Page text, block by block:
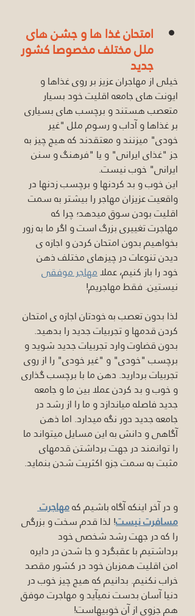
امتحان غذا ها و جشن های
ملل مختلف مخصوصا کشور
جدید
خیلی از مهاجران عزیز بر روی غذاها و
ایونت های جامعه اقلیت خود بسیار
متعصب هستند و برچسب های بسیاری
بر غذاها و آداب و رسوم ملل "غیر
خودی" میزنند و معتقدند که هیچ چیز به
جز "غذای ایرانی" و یا "فرهنگ و سنن
ایرانی" خوب نیست.
این خوب و بد کردنها و برچسب زدنها در
واقعیت عزیزان مهاجر را بیشتر به سمت
اقلیت بودن سوق میدهد؛ چرا که
مهاجرت تغییری بزرگ است و اگر ما به زور
بخواهیم بدون امتحان کردن و اجازه ی
دیدن تنوعات در چیزهای مختلف ذهن
خود را باز کنیم، عملا مهاجر موفقی
نیستین. فقط مهاجریم!
لذا بدون تعصب به خودتان اجازه ی امتحان
کردن قدمها و تجربیات جدید را بدهید.
بدون قضاوت وارد تجربیات جدید شوید و
برچسب "خودی" و "غیر خودی" را از روی
تجربیات بردارید. دهن ما با برچسب گذاری
و خوب و بد کردن عملا بین ما و جامعه
جدید فاصله میاندازد و ما را از رشد در
جامعه جدید دور نگه میدارد. اما ذهن
آگاهی و دانش به این مسایل میتواند ما
را توانمند در جهت برداشتن قدمهای
مثبت به سمت جزو اکثریت شدن بنماید.
و در آخر اینکه آگاه باشیم که مهاجرت
مسافرت نیست! لذا قدم سخت و بزرگی
را که در جهت رشد شخصی خود
برداشتیم با عقبگرد و جا شدن در دایره
امن اقلیت همزبان خود در کشور مقصد
خراب نکنیم. بدانیم که هیچ چیز خوب در
دنیا آسان بدست نمیآید و مهاجرت موفق
هم جزوی از آن خوبیهاست!